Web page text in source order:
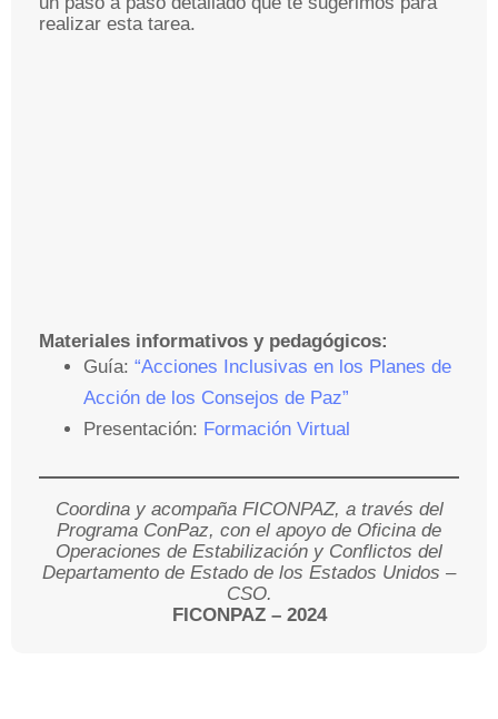
realizar esta tarea.
Materiales informativos y pedagógicos:
Guía: “Acciones Inclusivas en los Planes de
Acción de los Consejos de Paz”
Presentación: Formación Virtual
Coordina y acompaña FICONPAZ, a través del
Programa ConPaz, con el apoyo de Oficina de
Operaciones de Estabilización y Conflictos del
Departamento de Estado de los Estados Unidos –
CSO.
FICONPAZ – 2024